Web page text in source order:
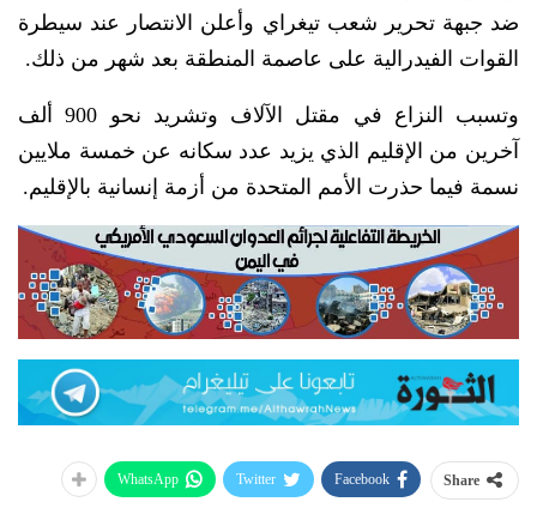
ضد جبهة تحرير شعب تيغراي وأعلن الانتصار عند سيطرة
القوات الفيدرالية على عاصمة المنطقة بعد شهر من ذلك.
وتسبب النزاع في مقتل الآلاف وتشريد نحو 900 ألف
آخرين من الإقليم الذي يزيد عدد سكانه عن خمسة ملايين
نسمة فيما حذرت الأمم المتحدة من أزمة إنسانية بالإقليم.
Share
Facebook
Twitter
WhatsApp